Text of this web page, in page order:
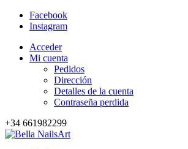
Facebook
Instagram
Acceder
Mi cuenta
Pedidos
Dirección
Detalles de la cuenta
Contraseña perdida
+34 661982299